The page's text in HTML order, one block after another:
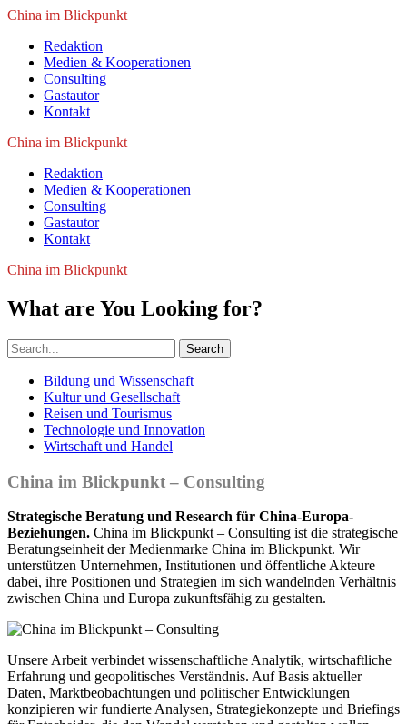
China im Blickpunkt
Redaktion
Medien & Kooperationen
Consulting
Gastautor
Kontakt
China im Blickpunkt
Redaktion
Medien & Kooperationen
Consulting
Gastautor
Kontakt
China im Blickpunkt
What are You Looking for?
Search
Bildung und Wissenschaft
Kultur und Gesellschaft
Reisen und Tourismus
Technologie und Innovation
Wirtschaft und Handel
China im Blickpunkt – Consulting
Strategische Beratung und Research für China-Europa-
Beziehungen. China im Blickpunkt – Consulting ist die strategische
Beratungseinheit der Medienmarke China im Blickpunkt. Wir
unterstützen Unternehmen, Institutionen und öffentliche Akteure
dabei, ihre Positionen und Strategien im sich wandelnden Verhältnis
zwischen China und Europa zukunftsfähig zu gestalten.
Unsere Arbeit verbindet wissenschaftliche Analytik, wirtschaftliche
Erfahrung und geopolitisches Verständnis. Auf Basis aktueller
Daten, Marktbeobachtungen und politischer Entwicklungen
konzipieren wir fundierte Analysen, Strategiekonzepte und Briefings